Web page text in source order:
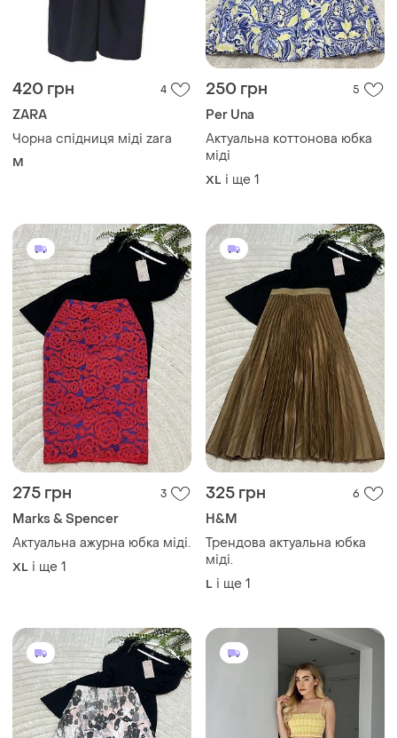
420 грн 4
ZARA
Чорна спідниця міді zara
M
250 грн 5
Per Una
Актуальна коттонова юбка
міді
XL і ще 1
275 грн 3
Marks & Spencer
Актуальна ажурна юбка міді.
XL і ще 1
325 грн 6
H&M
Трендова актуальна юбка
міді.
L і ще 1